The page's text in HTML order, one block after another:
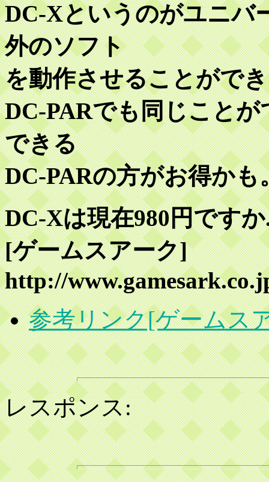
DC-Xというのがユニバ
外のソフト
を動作させることがで
DC-PARでも同じこと
できる
DC-PARの方がお得かも
DC-Xは現在980円です
[ゲームスアーク]
http://
参考リンク[ゲームス
レスポンス: